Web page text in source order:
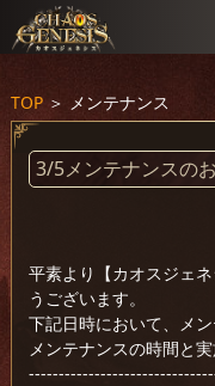
TOP＞ メンテナンス
3/5メンテナンスの
平素より【カオスジェ
うございます。
下記日時において、メ
メンテナンスの時間と